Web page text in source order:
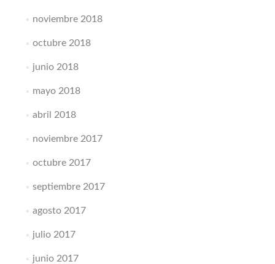
noviembre 2018
octubre 2018
junio 2018
mayo 2018
abril 2018
noviembre 2017
octubre 2017
septiembre 2017
agosto 2017
julio 2017
junio 2017